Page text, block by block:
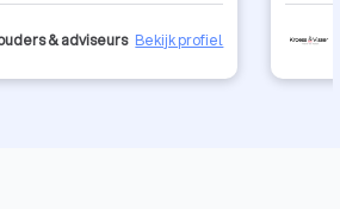
& adviseurs Bekijk profiel